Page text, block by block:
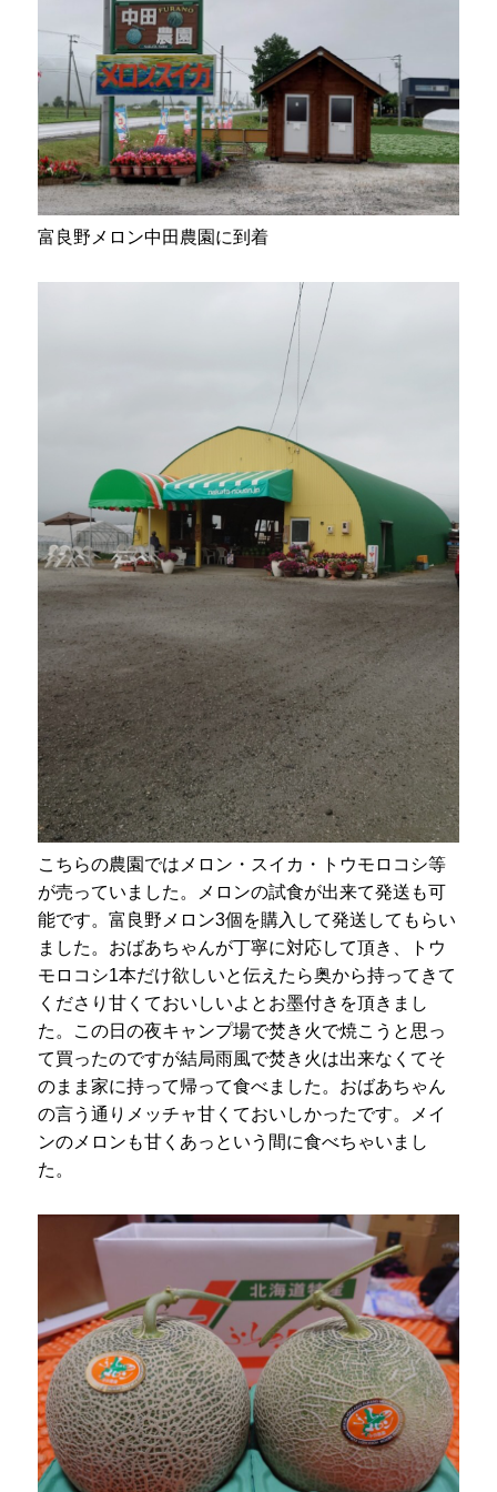
富良野メロン中田農園に到着
こちらの農園ではメロン・スイカ・トウモロコシ等
が売っていました。メロンの試食が出来て発送も可
能です。富良野メロン3個を購入して発送してもらい
ました。おばあちゃんが丁寧に対応して頂き、トウ
モロコシ1本だけ欲しいと伝えたら奥から持ってきて
くださり甘くておいしいよとお墨付きを頂きまし
た。この日の夜キャンプ場で焚き火で焼こうと思っ
て買ったのですが結局雨風で焚き火は出来なくてそ
のまま家に持って帰って食べました。おばあちゃん
の言う通りメッチャ甘くておいしかったです。メイ
ンのメロンも甘くあっという間に食べちゃいまし
た。